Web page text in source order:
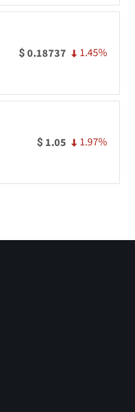
$0.18737 1.45%
$ 1.05 1.97%